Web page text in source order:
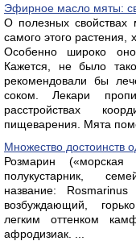
Эфирное масло мяты:
О полезных свойствах
самого этого
Особенно широко
Кажется, не было
рекомендовали бы
соком. Лекари
расстройствах
пищеварения. Мята
Множество достоинств
Розмарин («морская
полукустарник,
название:
возбуждающий,
легким оттенком
афродизиак. ...